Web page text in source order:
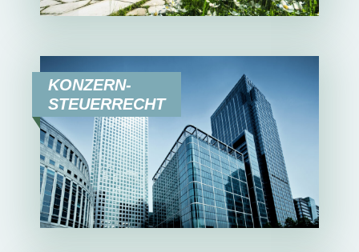
KONZERN-
STEUERRECHT